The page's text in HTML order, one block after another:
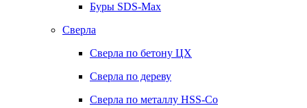
Буры SDS-Max
Сверла
Сверла по бетону ЦХ
Сверла по дереву
Сверла по металлу HSS-Co